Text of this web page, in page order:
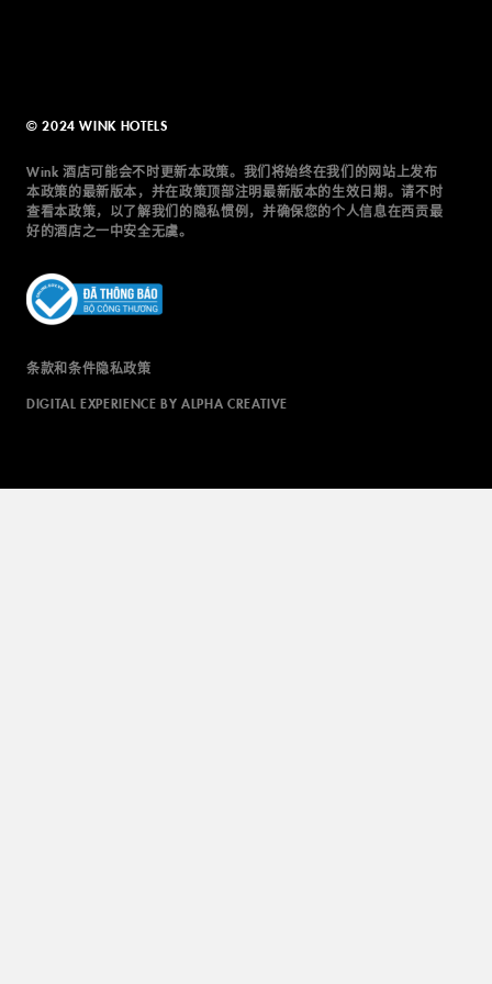
© 2024 WINK HOTELS
Wink 酒店可能会不时更新本政策。我们将始终在我们的网站上发布
本政策的最新版本，并在政策顶部注明最新版本的生效日期。请不时
查看本政策，以了解我们的隐私惯例，并确保您的个人信息在西贡最
好的酒店之一中安全无虞。
条款和条件隐私政策
DIGITAL EXPERIENCE BY ALPHA CREATIVE